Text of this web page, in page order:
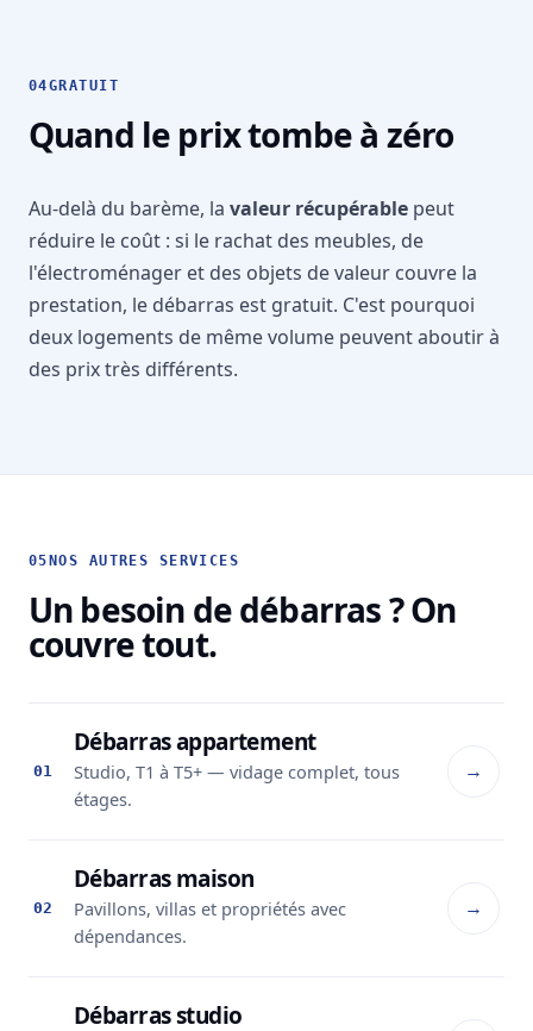
04GRATUIT
Quand le prix tombe à zéro
Au-delà du barème, la valeur récupérable peut
réduire le coût : si le rachat des meubles, de
l'électroménager et des objets de valeur couvre la
prestation, le débarras est gratuit. C'est pourquoi
deux logements de même volume peuvent aboutir à
des prix très différents.
05NOS AUTRES SERVICES
Un besoin de débarras ? On
couvre tout.
01
Débarras appartement
Studio, T1 à T5+ — vidage complet, tous
étages.
→
02
Débarras maison
Pavillons, villas et propriétés avec
dépendances.
→
Débarras studio